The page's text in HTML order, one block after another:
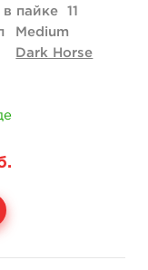
в пайке
11
Medium
Dark Horse